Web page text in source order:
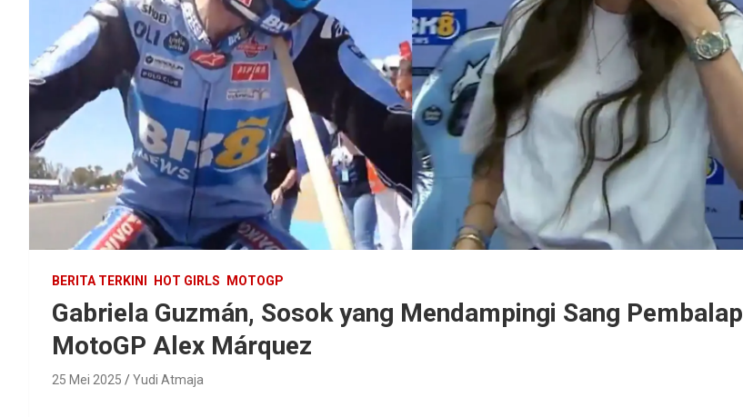
BERITA TERKINI HOT GIRLS MOTOGP
Gabriela Guzmán, Sosok yang Mendampingi Sang Pembalap
MotoGP Alex Márquez
25 Mei 2025 Yudi Atmaja